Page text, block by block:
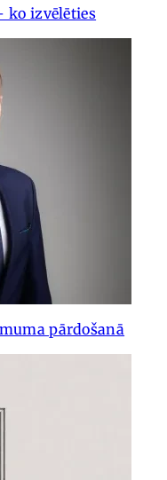
ko izvēlēties
pārdošanā